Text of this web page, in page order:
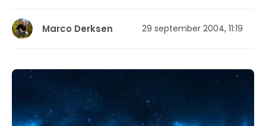
Marco Derksen 29 september 2004, 11:19